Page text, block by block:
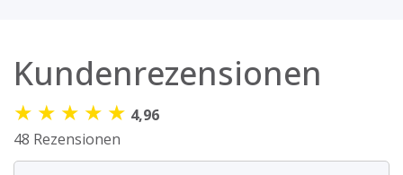
Kundenrezensionen
★ ★ ★ ★ ★ 4,96
48 Rezensionen